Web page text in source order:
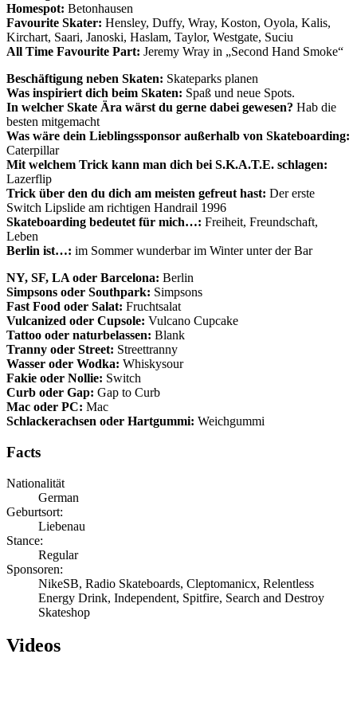
Homespot: Betonhausen
Favourite Skater: Hensley, Duffy, Wray, Koston, Oyola, Kalis,
Kirchart, Saari, Janoski, Haslam, Taylor, Westgate, Suciu
All Time Favourite Part: Jeremy Wray in „Second Hand Smoke“
Beschäftigung neben Skaten: Skateparks planen
Was inspiriert dich beim Skaten: Spaß und neue Spots.
In welcher Skate Ära wärst du gerne dabei gewesen? Hab die
besten mitgemacht
Was wäre dein Lieblingssponsor außerhalb von Skateboarding:
Caterpillar
Mit welchem Trick kann man dich bei S.K.A.T.E. schlagen:
Lazerflip
Trick über den du dich am meisten gefreut hast: Der erste
Switch Lipslide am richtigen Handrail 1996
Skateboarding bedeutet für mich…: Freiheit, Freundschaft,
Leben
Berlin ist…: im Sommer wunderbar im Winter unter der Bar
NY, SF, LA oder Barcelona: Berlin
Simpsons oder Southpark: Simpsons
Fast Food oder Salat: Fruchtsalat
Vulcanized oder Cupsole: Vulcano Cupcake
Tattoo oder naturbelassen: Blank
Tranny oder Street: Streettranny
Wasser oder Wodka: Whiskysour
Fakie oder Nollie: Switch
Curb oder Gap: Gap to Curb
Mac oder PC: Mac
Schlackerachsen oder Hartgummi: Weichgummi
Facts
Nationalität
German
Geburtsort:
Liebenau
Stance:
Regular
Sponsoren:
NikeSB, Radio Skateboards, Cleptomanicx, Relentless
Energy Drink, Independent, Spitfire, Search and Destroy
Skateshop
Videos